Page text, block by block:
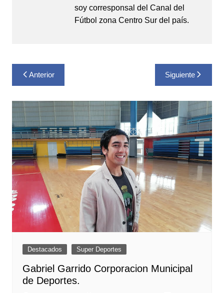
soy corresponsal del Canal del
Fútbol zona Centro Sur del país.
Navegación
de
entradas
Anterior Siguiente
Destacados Super Deportes
Gabriel Garrido Corporacion Municipal
de Deportes.